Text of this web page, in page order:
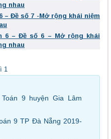
nhau
– Đề số 7 -Mở rộng khái niệm
6 – Đề số 6 – Mở rộng khái
nhau
1
9 huyện Gia Lâm
9 TP Đà Nẵng 2019-